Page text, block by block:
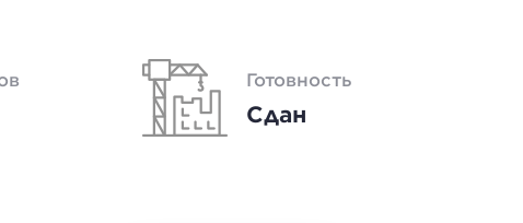
Готовность
Сдан